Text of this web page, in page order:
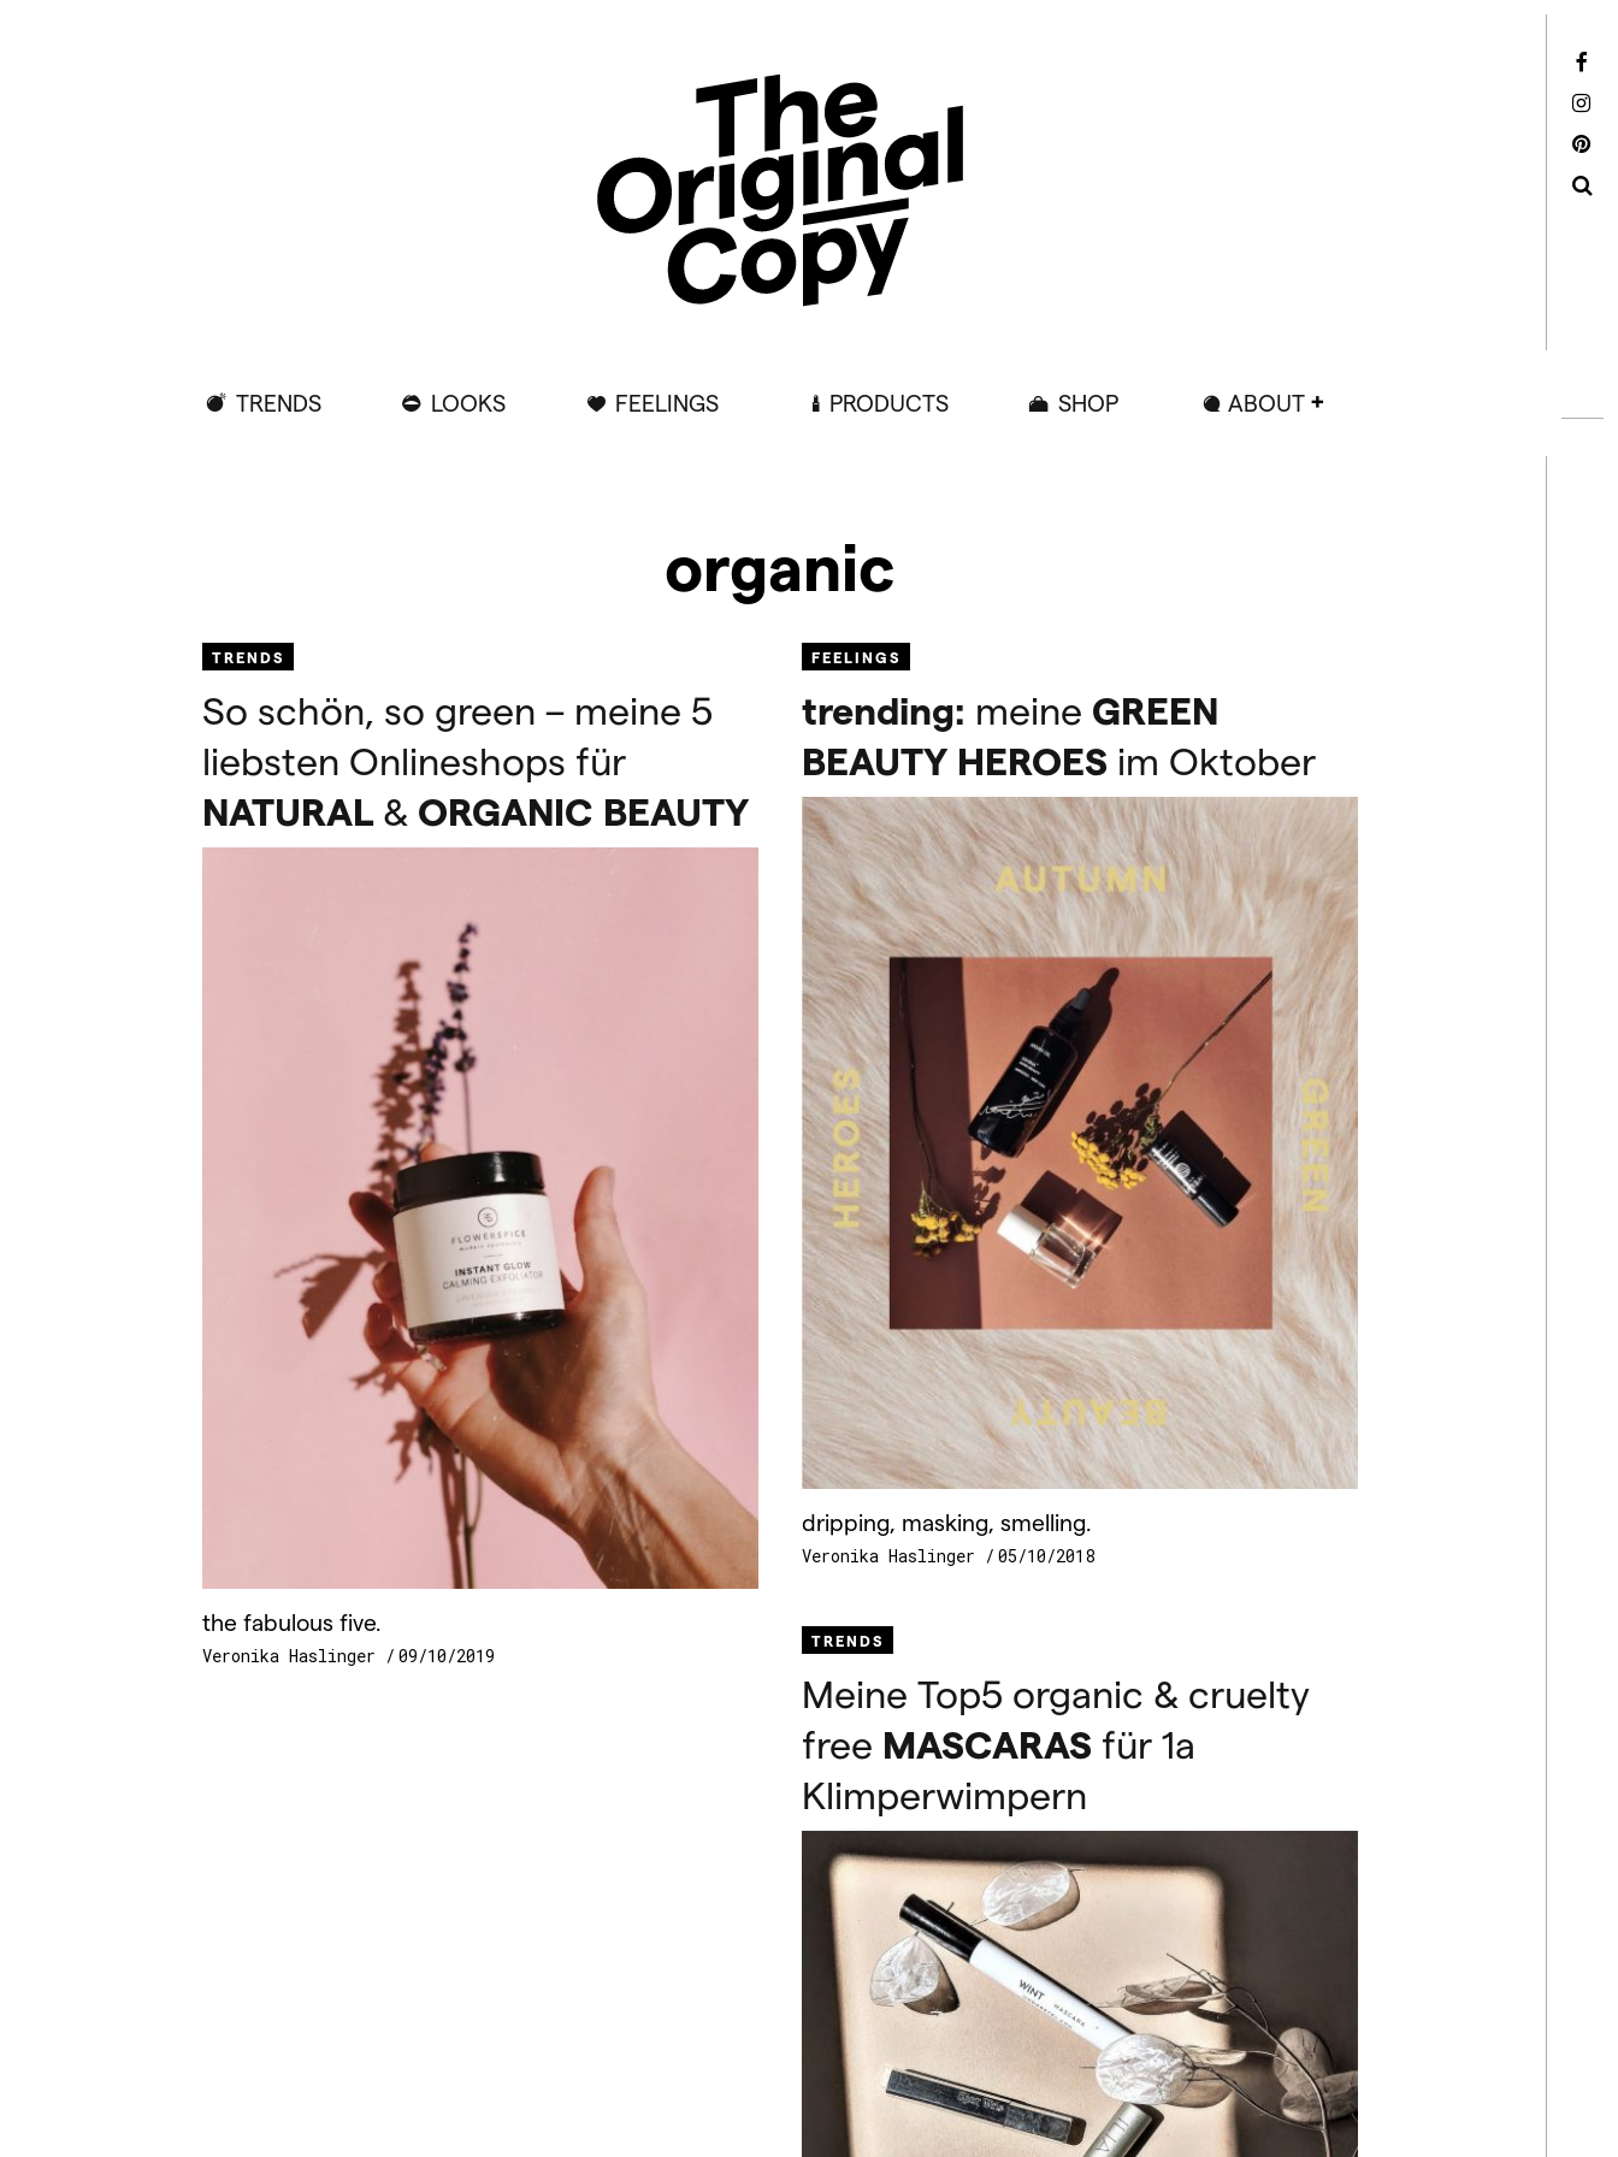
TRENDS LOOKS FEELINGS PRODUCTS SHOP ABOUT
organic
TRENDS
So schön, so green – meine 5
liebsten Onlineshops für
NATURAL& ORGANIC BEAUTY
the fabulous five.
Veronika Haslinger 09/10/2019
FEELINGS
trending: meine GREEN
BEAUTY HEROES im Oktober
dripping, masking, smelling.
Veronika Haslinger 05/10/2018
TRENDS
Meine Top5 organic & cruelty
free MASCARAS für 1a
Klimperwimpern